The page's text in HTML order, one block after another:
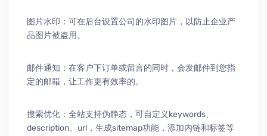
图片水印：可在后台设置公司的水印图片，以防止企业产
品图片被盗用。
邮件通知：在客户下订单或留言的同时，会发邮件到您指
定的邮箱，让工作更有效率的。
搜索优化：全站支持伪静态，可自定义keywords、
description、url，生成sitemap功能，添加内链和标签等